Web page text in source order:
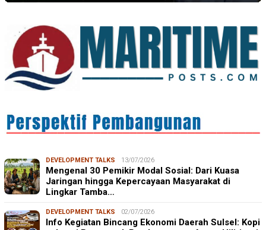
DEVELOPMENT TALKS 13/07/2026
Mengenal 30 Pemikir Modal Sosial: Dari Kuasa
Jaringan hingga Kepercayaan Masyarakat di
Lingkar Tamba…
DEVELOPMENT TALKS 02/07/2026
Info Kegiatan Bincang Ekonomi Daerah Sulsel: Kopi